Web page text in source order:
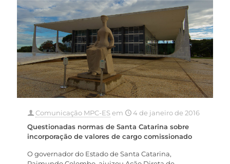
Comunicação MPC-ESem
4 de janeiro de 2016
Questionadas normas de Santa Catarina sobre
incorporação de valores de cargo comissionado
O governador do Estado de Santa Catarina,